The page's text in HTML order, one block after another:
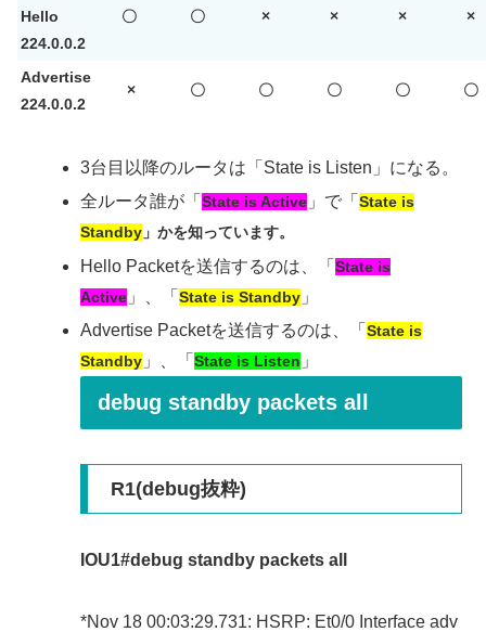
Hello
224.0.0.2
〇 〇 × × × ×
Advertise
224.0.0.2
× 〇 〇 〇 〇 〇
3台目以降のルータは「State is Listen」になる。
全ルータ誰が「State is Active 」で「State is
Standby 」かを知っています。
Hello Packetを送信するのは、「State is
Active 」、「State is Standby 」
Advertise Packetを送信するのは、「State is
Standby 」、「State is Listen 」
debug standby packets all
R1(debug抜粋)
IOU1#debug standby packets all
*Nov 18 00:03:29.731: HSRP: Et0/0 Interface adv